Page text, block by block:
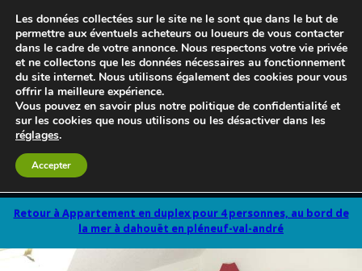
Retour à Appartement en duplex pour 4 personnes, au bord de
la mer à dahouët en pléneuf-val-andré
Les données collectées sur le site ne le sont que dans le but de
permettre aux éventuels acheteurs ou loueurs de vous contacter
dans le cadre de votre annonce. Nous respectons votre vie privée
et ne collectons que les données nécessaires au fonctionnement
du site internet. Nous utilisons également des cookies pour vous
offrir la meilleure expérience.
Vous pouvez en savoir plus notre politique de confidentialité et
sur les cookies que nous utilisons ou les désactiver dans les
réglages.
Accepter